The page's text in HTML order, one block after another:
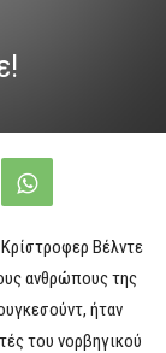
Βέλντε
ανθρώπους της
ήταν
του νορβηγικού